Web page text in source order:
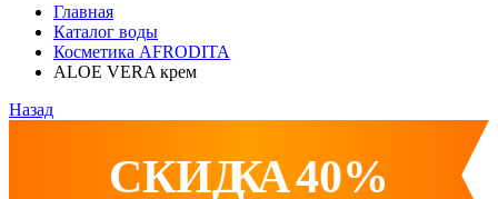
Главная
Каталог воды
Косметика AFRODITA
ALOE VERA крем
Назад